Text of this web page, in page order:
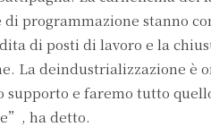
programmazione stanno
di posti di lavoro e la
La deindustrializzazione è
e faremo tutto
ha detto.